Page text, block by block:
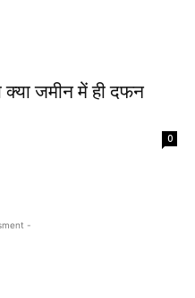
जमीन में ही दफन
0
-